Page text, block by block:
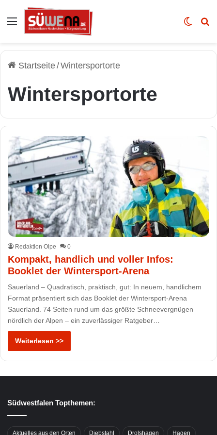
Auswahl Skin
Startseite/Wintersportorte
Wintersportorte
Redaktion Olpe 0
Kompakt, handlich und voller Infos:
Booklet der Wintersport-Arena
Sauerland – Quadratisch, praktisch, gut: In neuem, handlichem
Format präsentiert sich das Booklet der Wintersport-Arena
Sauerland. 74 Seiten rund um das größte Schneevergnügen
nördlich der Alpen – ein zuverlässiger Ratgeber…
Weiterlesen >>
Südwestfalen Topthemen:
Aktuelles aus den Orten Diebstahl Drolshagen Hagen